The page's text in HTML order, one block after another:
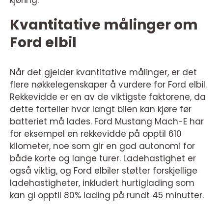
Kvantitative målinger om
Ford elbil
Når det gjelder kvantitative målinger, er det
flere nøkkelegenskaper å vurdere for Ford elbil.
Rekkevidde er en av de viktigste faktorene, da
dette forteller hvor langt bilen kan kjøre før
batteriet må lades. Ford Mustang Mach-E har
for eksempel en rekkevidde på opptil 610
kilometer, noe som gir en god autonomi for
både korte og lange turer. Ladehastighet er
også viktig, og Ford elbiler støtter forskjellige
ladehastigheter, inkludert hurtiglading som
kan gi opptil 80% lading på rundt 45 minutter.